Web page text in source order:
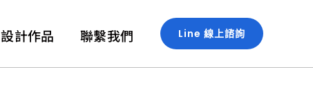
設計作品 聯繫我們 Line 線上諮詢